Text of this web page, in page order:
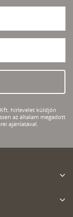
hírlevelet küldjön
az általam megadott
ajánlatával.